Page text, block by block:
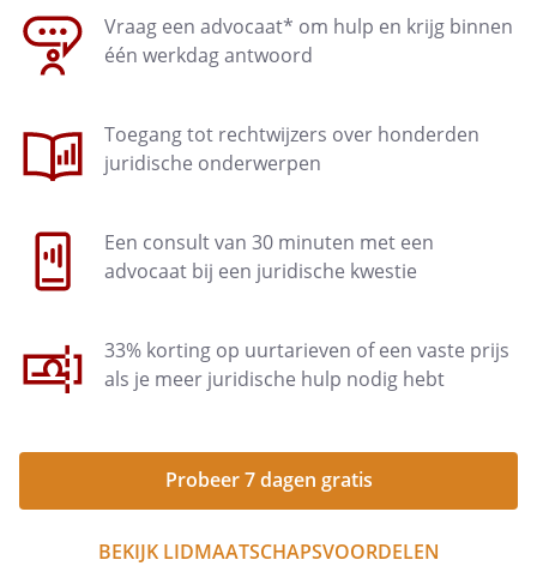
Vraag een advocaat* om hulp en krijg binnen
één werkdag antwoord
Toegang tot rechtwijzers over honderden
juridische onderwerpen
Een consult van 30 minuten met een
advocaat bij een juridische kwestie
33% korting op uurtarieven of een vaste prijs
als je meer juridische hulp nodig hebt
Probeer 7 dagen gratis
BEKIJK LIDMAATSCHAPSVOORDELEN